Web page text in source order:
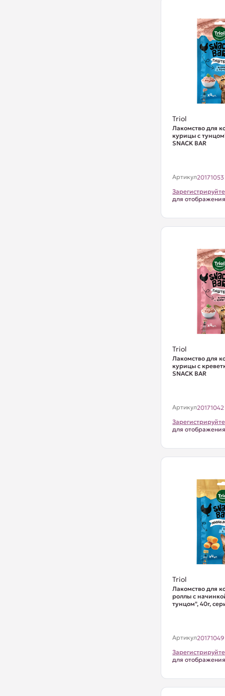
Triol
Лакомство для
курицы с
SNACK BAR
Артикул20171053
для
Triol
Лакомство для
курицы с
SNACK BAR
Артикул20171042
для
Triol
Лакомство для
роллы с
тунцом", 40г,
Артикул20171049
для